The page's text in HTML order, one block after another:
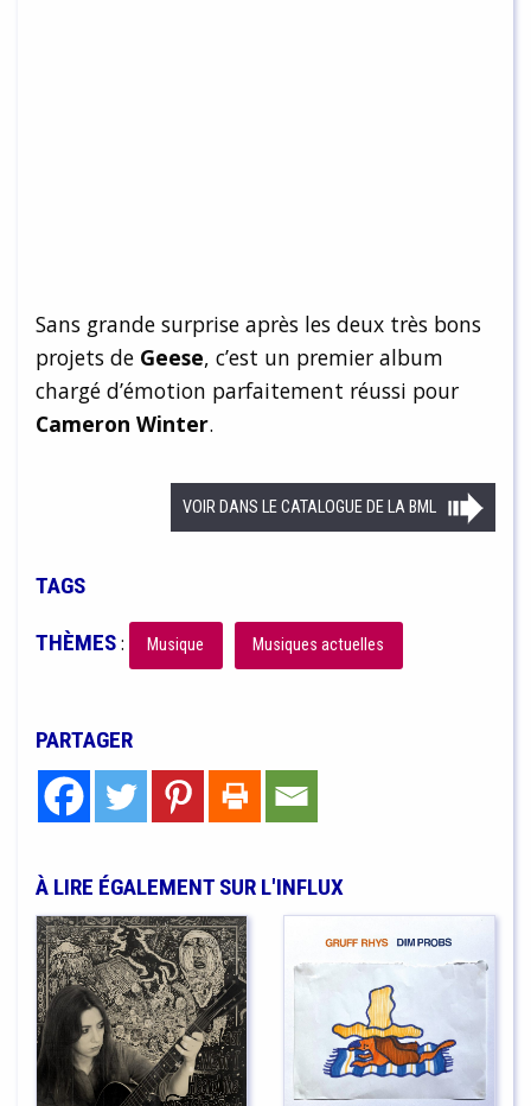
Sans grande surprise après les deux très bons
projets de Geese, c’est un premier album
chargé d’émotion parfaitement réussi pour
Cameron Winter.
VOIR DANS LE CATALOGUE DE LA BML
TAGS
THÈMES: Musique Musiques actuelles
PARTAGER
À LIRE ÉGALEMENT SUR L'INFLUX